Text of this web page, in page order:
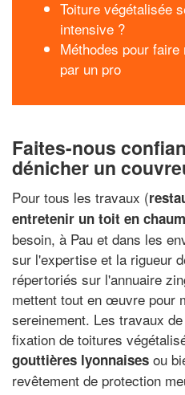
Toiture végétalisée
intensive ?
Méthodes pour
par un pro
Faites-nous
dénicher un
Pour tous les travaux (
entretenir un toit en
besoin, à Pau et dans les
sur l'expertise et la rigueur
répertoriés sur l'annuaire
mettent tout en œuvre pour
sereinement. Les travaux
fixation de toitures
gouttières lyonnaises ou
revêtement de protection